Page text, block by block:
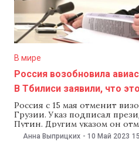
В мире
Россия возобновила
В Тбилиси заявили, что
Россия с 15 мая отменит
Грузии. Указ подписал
Путин. Другим указом он
воздушные перевозки из
сообщает издание
Анна Выприцких - 10 Май 2023